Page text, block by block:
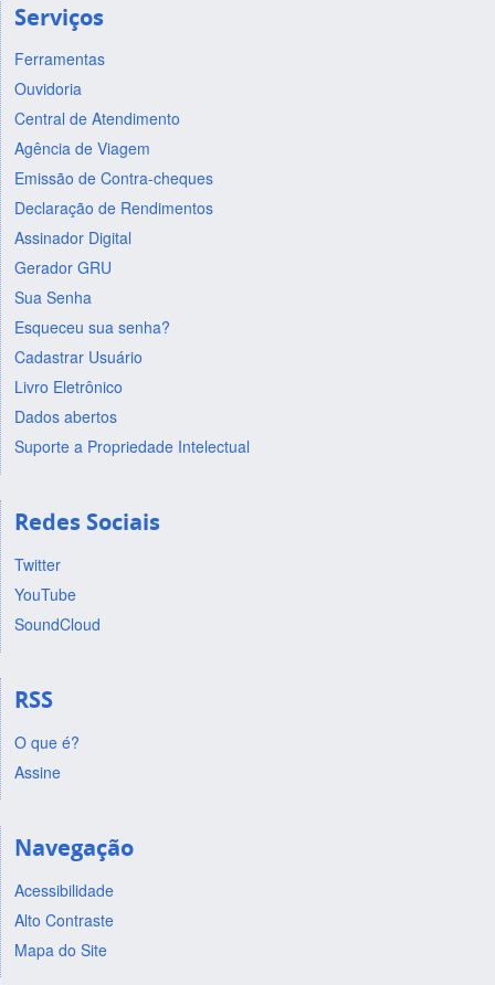
Serviços
Ferramentas
Ouvidoria
Central de Atendimento
Agência de Viagem
Emissão de Contra-cheques
Declaração de Rendimentos
Assinador Digital
Gerador GRU
Sua Senha
Esqueceu sua senha?
Cadastrar Usuário
Livro Eletrônico
Dados abertos
Suporte a Propriedade Intelectual
Redes Sociais
Twitter
YouTube
SoundCloud
RSS
O que é?
Assine
Navegação
Acessibilidade
Alto Contraste
Mapa do Site